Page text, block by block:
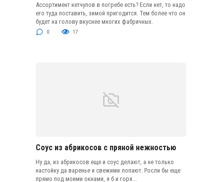
Ассортимент кетчупов в погребе есть? Если нет, то надо
его туда поставить, зимой пригодится. Тем более что он
будет на голову вкуснее многих фабричных.
0 17
Соус из абрикосов с пряной нежностью
Ну да, из абрикосов еще и соус делают, а не только
настойку да варенье и свежими лопают. Росли бы еще
прямо под моими окнами, я б и горя...